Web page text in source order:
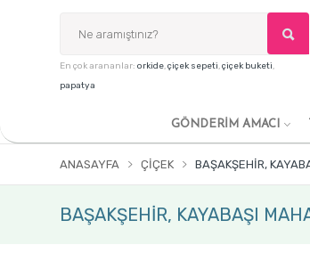
En çok arananlar: orkide,çiçek sepeti,çiçek buketi,
papatya
GÖNDERİM AMACI
ANASAYFA ÇIÇEK BAŞAKŞEHİR,
BAŞAKŞEHİR, KAYABAŞI